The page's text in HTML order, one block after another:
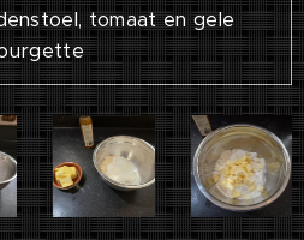
tomaat en gele